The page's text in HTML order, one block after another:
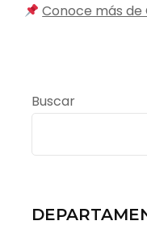
Conoce más
Buscar